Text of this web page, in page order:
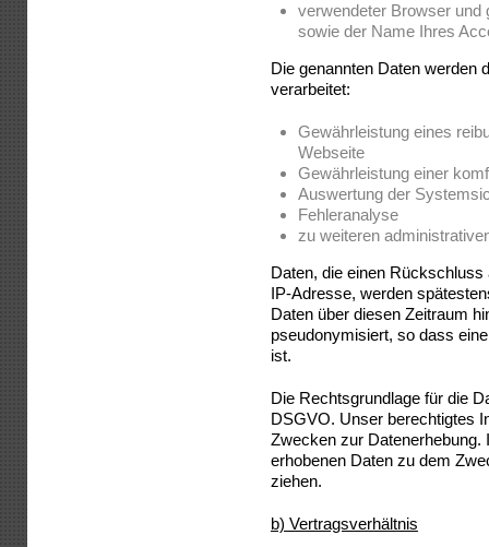
verwendeter Browser
sowie der Name Ihres
Die genannten Daten werden
verarbeitet:
Gewährleistung eines
Webseite
Gewährleistung einer
Auswertung der
Fehleranalyse
zu weiteren
Daten, die einen
IP-Adresse, werden
Daten über diesen Zeitraum
pseudonymisiert, so dass
ist.
Die Rechtsgrundlage für die
DSGVO. Unser berechtigtes
Zwecken zur Datenerhebung.
erhobenen Daten zu dem
ziehen.
b) Vertragsverhältnis